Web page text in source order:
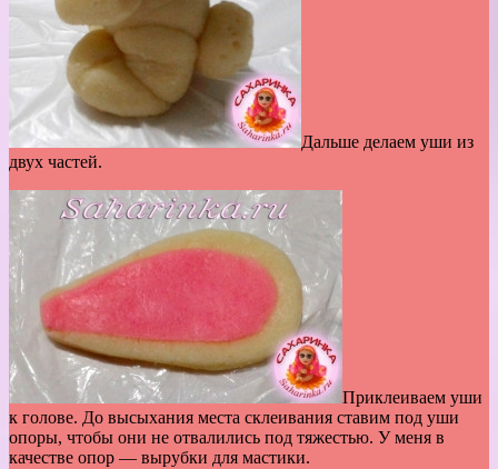
Дальше делаем уши из
двух частей.
Приклеиваем уши
к голове. До высыхания места склеивания ставим под уши
опоры, чтобы они не отвалились под тяжестью. У меня в
качестве опор — вырубки для мастики.